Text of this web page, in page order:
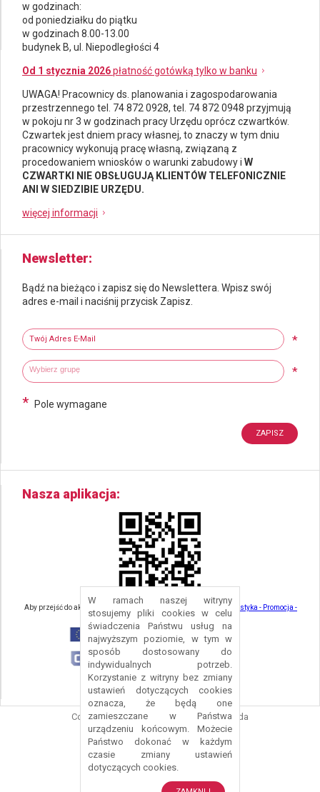
W ramach naszej witryny
stosujemy pliki cookies w celu
świadczenia Państwu usług na
najwyższym poziomie, w tym w
sposób dostosowany do
indywidualnych potrzeb.
Korzystanie z witryny bez zmiany
ustawień dotyczących cookies
oznacza, że będą one
zamieszczane w Państwa
urządzeniu końcowym. Możecie
Państwo dokonać w każdym
czasie zmiany ustawień
dotyczących cookies.
w godzinach:
od poniedziałku do piątku
w godzinach 8.00-13.00
budynek B, ul. Niepodległości 4
Od 1 stycznia 2026płatność gotówką tylko w banku
UWAGA! Pracownicy ds. planowania i zagospodarowania
przestrzennego tel. 74 872 0928, tel. 74 872 0948 przyjmują
w pokoju nr 3 w godzinach pracy Urzędu oprócz czwartków.
Czwartek jest dniem pracy własnej, to znaczy w tym dniu
pracownicy wykonują pracę własną, związaną z
procedowaniem wniosków o warunki zabudowy i W
CZWARTKI NIE OBSŁUGUJĄ KLIENTÓW TELEFONICZNIE
ANI W SIEDZIBIE URZĘDU.
więcej informacji
Newsletter
Bądź na bieżąco i zapisz się do Newslettera. Wpisz swój
adres e-mail i naciśnij przycisk Zapisz.
Twój adres e-mail
*
Wybierz grupy tematyczne *
Wpisz wyszukiwaną fraze
* Pole wymagane
Nasza aplikacja
Aby przejść do aktualności związanych z turystyką - kliknij tu:
Turystyka - Promocja -
Strefa Turysty - Gmina Nowa Ruda
Copyright © 2016 Urząd Gminy Nowa Ruda
Projekt i wykonanie:Logonet Sp. z o.o.